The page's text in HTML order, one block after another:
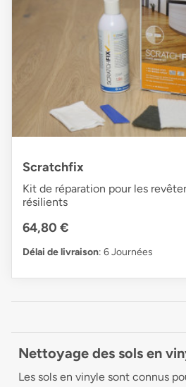
Scratchfix
Kit de réparation pour les
résilients
64,80 €
Délai de livraison: 6 Journées
Nettoyage des sols en
Les sols en vinyle sont connus